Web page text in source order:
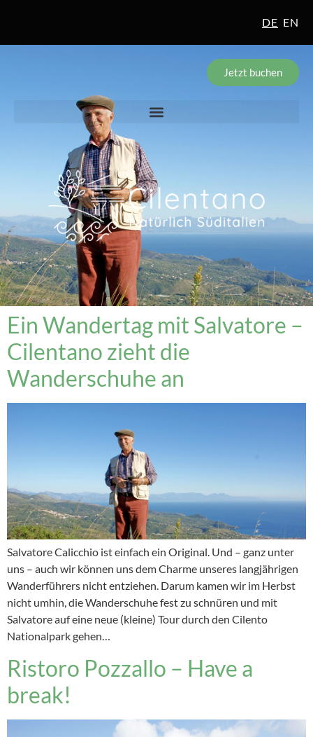
DE EN
Jetzt buchen
Ein Wandertag mit Salvatore –
Cilentano zieht die
Wanderschuhe an
Salvatore Calicchio ist einfach ein Original. Und – ganz unter
uns – auch wir können uns dem Charme unseres langjährigen
Wanderführers nicht entziehen. Darum kamen wir im Herbst
nicht umhin, die Wanderschuhe fest zu schnüren und mit
Salvatore auf eine neue (kleine) Tour durch den Cilento
Nationalpark gehen…
Ristoro Pozzallo – Have a
break!